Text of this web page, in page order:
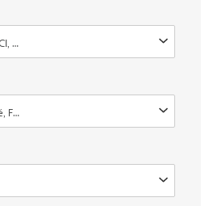
Invesco Advisers, Inc., Marret (faisant
Fonds de fiducie